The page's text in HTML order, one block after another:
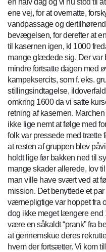
en halv dag og vi nu stod til
ene vej, for at overnatte,
vandpassage og
bevægelsen, for derefter at
til kasernen igen, kl 1000
mange glædede sig. Der var
mindre fortsatte dagen med
kampeksercits, som f. eks.
stillingsindtagelse,
omkring 1600 da vi satte
retning af kasernen.
ikke lige nemt at følge med
folk var pressede med trætte
at resten af gruppen blev
holdt lige før bakken ned til
mange skader allerede, lov
man ville have svært ved at
mission. Det benyttede et
værnepligtige var hoppet fra
dog ikke meget længere end
være en såkaldt “prank” fra
at gennemskue deres
hvem der fortsætter. Vi kom